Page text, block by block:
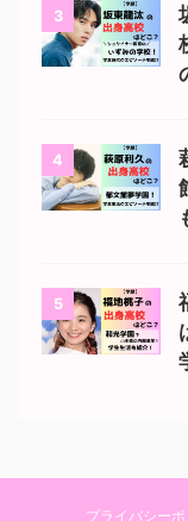
3
4
5
プライバシー